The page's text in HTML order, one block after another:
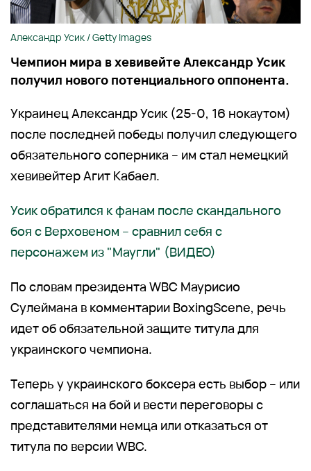
Александр Усик / Getty Images
Чемпион мира в хевивейте Александр Усик
получил нового потенциального оппонента.
Украинец Александр Усик (25-0, 16 нокаутом)
после последней победы получил следующего
обязательного соперника – им стал немецкий
хевивейтер Агит Кабаел.
Усик обратился к фанам после скандального
боя с Верховеном – сравнил себя с
персонажем из "Маугли" (ВИДЕО)
По словам президента WBC Маурисио
Сулеймана в комментарии BoxingScene, речь
идет об обязательной защите титула для
украинского чемпиона.
Теперь у украинского боксера есть выбор – или
соглашаться на бой и вести переговоры с
представителями немца или отказаться от
титула по версии WBC.